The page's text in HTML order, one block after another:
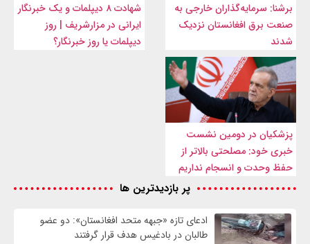
برشنا: سرمایه‌گذاران خارجی به
صنعت برق افغانستان نزدیک
شدند
شهادت ۸ دیپلمات و یک خبرنگار
ایرانی در مزارشریف | روز
دیپلمات یا روز خبرنگار؟
پزشکیان در دومین نشست
خبری خود: مصلحتی بالاتر از
حفظ وحدت و انسجام نداریم
پر بازدیدترین ها
ادعای تازه «جبهه متحد افغانستان»: دو عضو
طالبان در بادغیس هدف قرار گرفتند